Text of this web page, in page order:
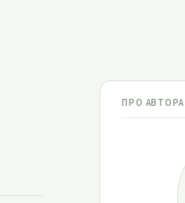
ПРО АВТОРА